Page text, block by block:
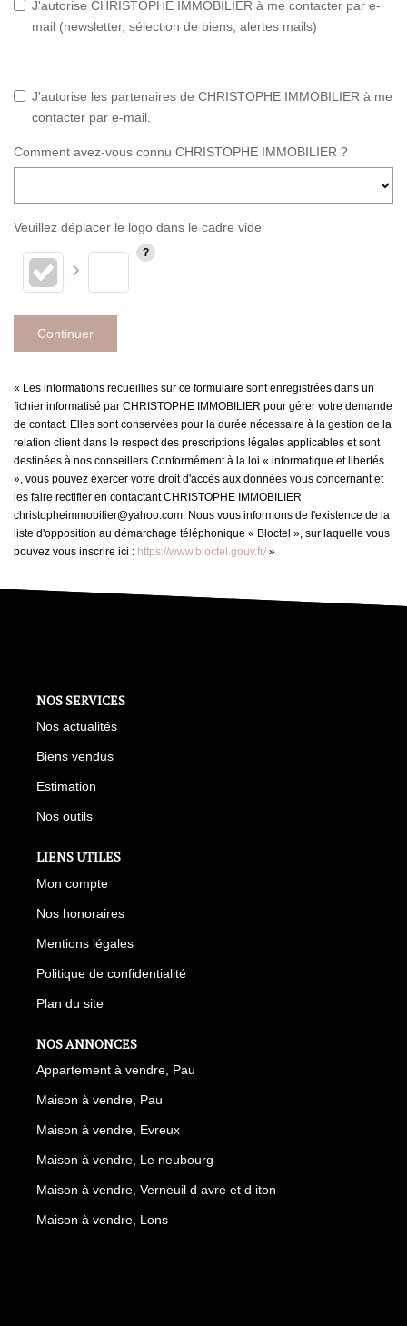
J'autorise CHRISTOPHE IMMOBILIER à me contacter par e-
mail (newsletter, sélection de biens, alertes mails)
J'autorise les partenaires de CHRISTOPHE IMMOBILIER à me
contacter par e-mail.
Comment avez-vous connu CHRISTOPHE IMMOBILIER ?
Veuillez déplacer le logo dans le cadre vide
Continuer
« Les informations recueillies sur ce formulaire sont enregistrées dans un
fichier informatisé par CHRISTOPHE IMMOBILIER pour gérer votre demande
de contact. Elles sont conservées pour la durée nécessaire à la gestion de la
relation client dans le respect des prescriptions légales applicables et sont
destinées à nos conseillers Conformément à la loi « informatique et libertés
», vous pouvez exercer votre droit d'accès aux données vous concernant et
les faire rectifier en contactant CHRISTOPHE IMMOBILIER
christopheimmobilier@yahoo.com. Nous vous informons de l'existence de la
liste d'opposition au démarchage téléphonique « Bloctel », sur laquelle vous
pouvez vous inscrire ici : https://www.bloctel.gouv.fr/ »
NOS SERVICES
Nos actualités
Biens vendus
Estimation
Nos outils
LIENS UTILES
Mon compte
Nos honoraires
Mentions légales
Politique de confidentialité
Plan du site
NOS ANNONCES
Appartement à vendre, Pau
Maison à vendre, Pau
Maison à vendre, Evreux
Maison à vendre, Le neubourg
Maison à vendre, Verneuil d avre et d iton
Maison à vendre, Lons